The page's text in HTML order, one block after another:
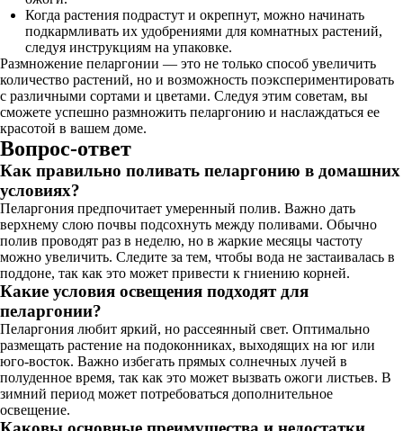
Когда растения подрастут и окрепнут, можно начинать
подкармливать их удобрениями для комнатных растений,
следуя инструкциям на упаковке.
Размножение пеларгонии — это не только способ увеличить
количество растений, но и возможность поэкспериментировать
с различными сортами и цветами. Следуя этим советам, вы
сможете успешно размножить пеларгонию и наслаждаться ее
красотой в вашем доме.
Вопрос-ответ
Как правильно поливать пеларгонию в домашних
условиях?
Пеларгония предпочитает умеренный полив. Важно дать
верхнему слою почвы подсохнуть между поливами. Обычно
полив проводят раз в неделю, но в жаркие месяцы частоту
можно увеличить. Следите за тем, чтобы вода не застаивалась в
поддоне, так как это может привести к гниению корней.
Какие условия освещения подходят для
пеларгонии?
Пеларгония любит яркий, но рассеянный свет. Оптимально
размещать растение на подоконниках, выходящих на юг или
юго-восток. Важно избегать прямых солнечных лучей в
полуденное время, так как это может вызвать ожоги листьев. В
зимний период может потребоваться дополнительное
освещение.